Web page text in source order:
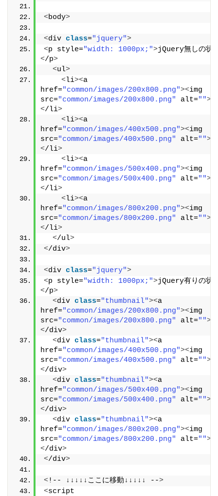
<body>
<div class="jquery">
<p style="width: 1000px;">jQuery無しの状
</p>
<ul>
<li><a
href="common/images/200x800.png"><img
src="common/images/200x800.png" alt=""><
</li>
<li><a
href="common/images/400x500.png"><img
src="common/images/400x500.png" alt=""><
</li>
<li><a
href="common/images/500x400.png"><img
src="common/images/500x400.png" alt=""><
</li>
<li><a
href="common/images/800x200.png"><img
src="common/images/800x200.png" alt=""><
</li>
</ul>
</div>
<div class="jquery">
<p style="width: 1000px;">jQuery有りの状
</p>
<div class="thumbnail"><a
href="common/images/200x800.png"><img
src="common/images/200x800.png" alt=""><
</div>
<div class="thumbnail"><a
href="common/images/400x500.png"><img
src="common/images/400x500.png" alt=""><
</div>
<div class="thumbnail"><a
href="common/images/500x400.png"><img
src="common/images/500x400.png" alt=""><
</div>
<div class="thumbnail"><a
href="common/images/800x200.png"><img
src="common/images/800x200.png" alt=""><
</div>
</div>
<!-- ↓↓↓↓↓ここに移動↓↓↓↓↓ -->
<script